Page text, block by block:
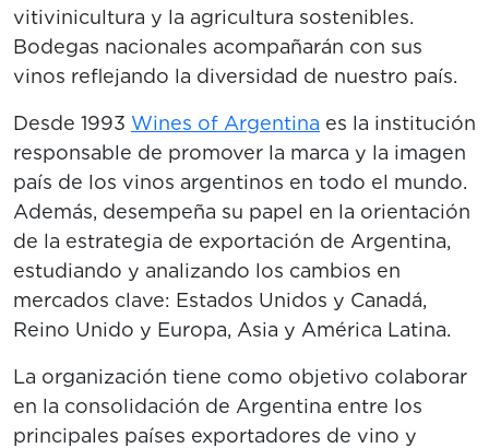
vitivinicultura y la agricultura sostenibles.
Bodegas nacionales acompañarán con sus
vinos reflejando la diversidad de nuestro país.
Desde 1993 Wines of Argentina es la institución
responsable de promover la marca y la imagen
país de los vinos argentinos en todo el mundo.
Además, desempeña su papel en la orientación
de la estrategia de exportación de Argentina,
estudiando y analizando los cambios en
mercados clave: Estados Unidos y Canadá,
Reino Unido y Europa, Asia y América Latina.
La organización tiene como objetivo colaborar
en la consolidación de Argentina entre los
principales países exportadores de vino y